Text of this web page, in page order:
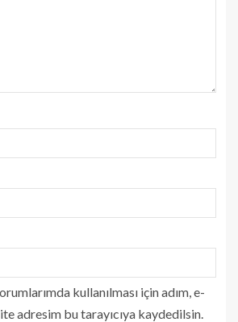
kullanılması için adım, e-
adresim bu tarayıcıya kaydedilsin.